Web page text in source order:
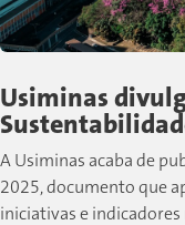
Usiminas
A Usiminas acaba de
2025, documento que
iniciativas e